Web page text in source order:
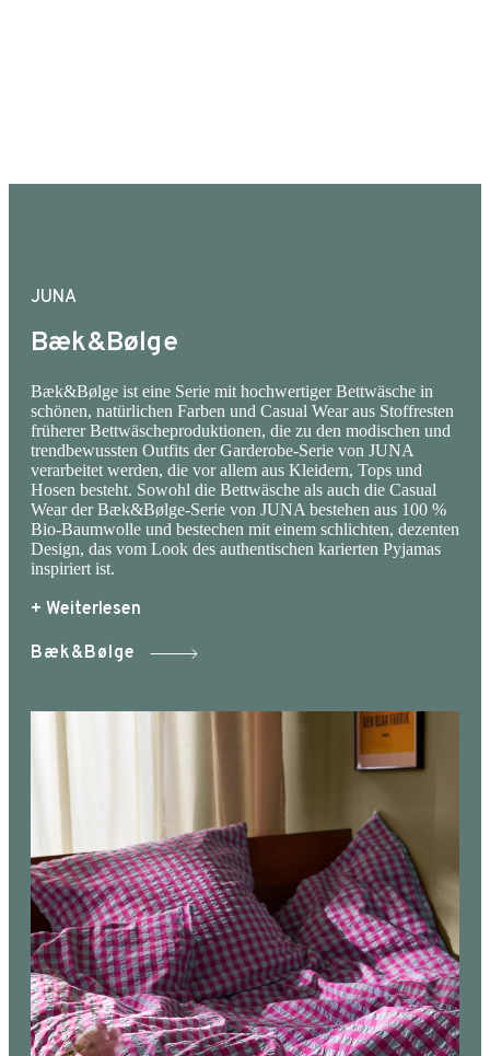
Sommerparty, einen Strandausflug oder zum
Bio-Baumwolle mit OEKO-TEX®- und GOTS-
Es ist bei 40 °C in der Maschine waschbar.
Dadurch hält das T-Shirt nicht nur länger als bei
hohen Waschtemperaturen, sondern die Umwelt
wird auch weniger belastet. Bitte beachten Sie,
dass dieses Produkt eine lockere Passform hat.
JUNA
Bæk&Bølge
Bæk&Bølge ist eine Serie mit hochwertiger Bettwäsche in
schönen, natürlichen Farben und Casual Wear aus Stoffresten
früherer Bettwäscheproduktionen, die zu den modischen und
trendbewussten Outfits der Garderobe-Serie von JUNA
verarbeitet werden, die vor allem aus Kleidern, Tops und
Hosen besteht. Sowohl die Bettwäsche als auch die Casual
Wear der Bæk&Bølge-Serie von JUNA bestehen aus 100 %
Bio-Baumwolle und bestechen mit einem schlichten, dezenten
Design, das vom Look des authentischen karierten Pyjamas
inspiriert ist.
+ Weiterlesen
Bæk&Bølge